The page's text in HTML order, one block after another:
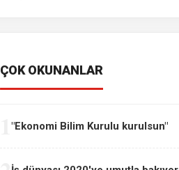
ÇOK OKUNANLAR
"Ekonomi Bilim Kurulu kurulsun"